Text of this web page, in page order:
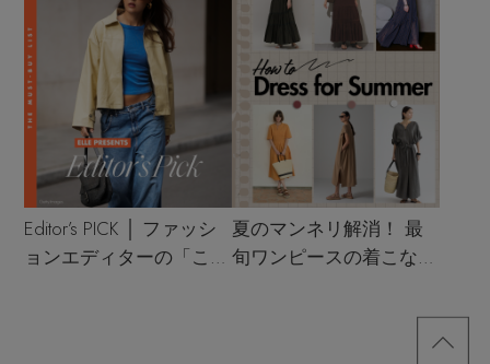
Editor’s PICK │ ファッシ
ョンエディターの「これ
夏のマンネリ解消！ 最
旬ワンピースの着こなし